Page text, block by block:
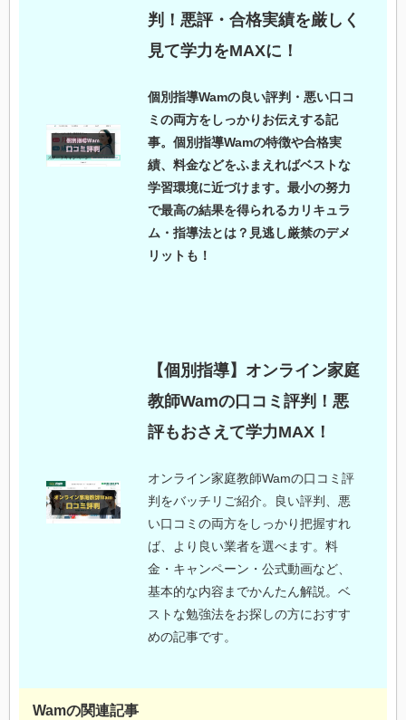
判！悪評・合格実績を厳しく
見て学力をMAXに！
個別指導Wamの良い評判・悪い口コ
ミの両方をしっかりお伝えする記
事。個別指導Wamの特徴や合格実
績、料金などをふまえればベストな
学習環境に近づけます。最小の努力
で最高の結果を得られるカリキュラ
ム・指導法とは？見逃し厳禁のデメ
リットも！
【個別指導】オンライン家庭
教師Wamの口コミ評判！悪
評もおさえて学力MAX！
オンライン家庭教師Wamの口コミ評
判をバッチリご紹介。良い評判、悪
い口コミの両方をしっかり把握すれ
ば、より良い業者を選べます。料
金・キャンペーン・公式動画など、
基本的な内容までかんたん解説。ベ
ストな勉強法をお探しの方におすす
めの記事です。
Wamの関連記事